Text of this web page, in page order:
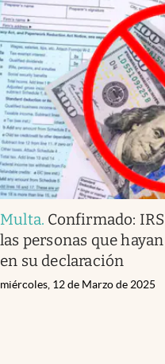
Multa. Confirmado:
las personas que
en su declaración
miércoles, 12 de Marzo de 2025